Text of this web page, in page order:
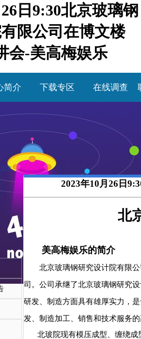
日9:30北京玻璃钢
限公司在博文楼
会-美高梅娱乐
简介 下载专区 在线调查
正文
2023年10月26日
北
美高梅娱乐的简介
北京玻璃钢研究设计院有限
司。公司承继了北京玻璃钢研究
研发、制造方面具有雄厚实力，
发、制造加工、销售和技术服务
北玻院现有模压成型、缠绕成